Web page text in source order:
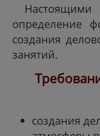
определение
создания
занятий.
создания